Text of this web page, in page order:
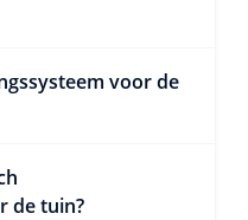
voor de
de tuin?